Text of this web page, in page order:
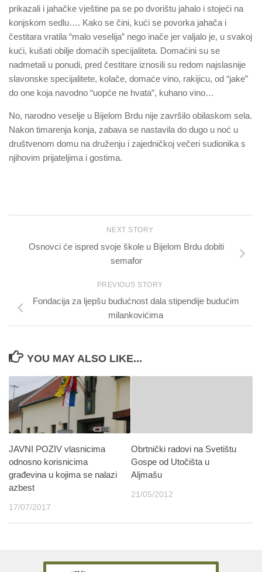
prikazali i jahačke vještine pa se po dvorištu jahalo i stojeći na
konjskom sedlu…. Kako se čini, kući se povorka jahača i
čestitara vratila “malo veselija” nego inače jer valjalo je, u svakoj
kući, kušati obilje domaćih specijaliteta. Domaćini su se
nadmetali u ponudi, pred čestitare iznosili su redom najslasnije
slavonske specijalitete, kolače, domaće vino, rakijicu, od “jake”
do one koja navodno “uopće ne hvata”, kuhano vino…
No, narodno veselje u Bijelom Brdu nije završilo obilaskom sela.
Nakon timarenja konja, zabava se nastavila do dugo u noć u
društvenom domu na druženju i zajedničkoj večeri sudionika s
njihovim prijateljima i gostima.
NEXT STORY
Osnovci će ispred svoje škole u Bijelom Brdu dobiti
semafor
PREVIOUS STORY
Fondacija za ljepšu budućnost dala stipendije budućim
milankovićima
YOU MAY ALSO LIKE...
JAVNI POZIV vlasnicima
odnosno korisnicima
građevina u kojima se nalazi
azbest
17/07/2017
Obrtnički radovi na Svetištu
Gospe od Utočišta u
Aljmašu
21/05/2012